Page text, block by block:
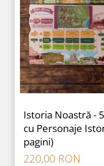
Istoria Noastră -
cu Personaje
pagini)
220,00 RON